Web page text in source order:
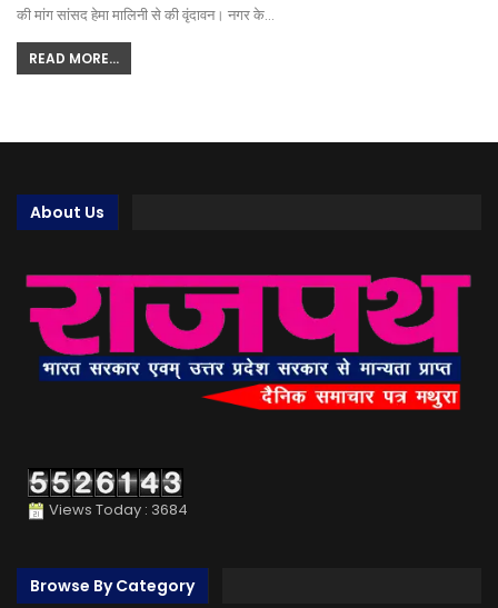
की मांग सांसद हेमा मालिनी से की वृंदावन। नगर के…
READ MORE...
About Us
Views Today : 3684
Browse By Category